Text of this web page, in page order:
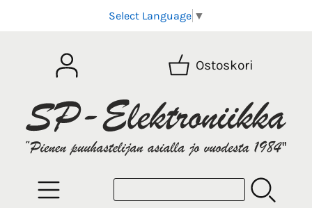
Select Language ▼
Ostoskori